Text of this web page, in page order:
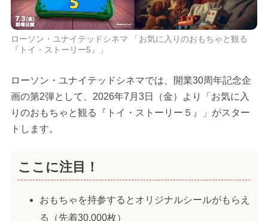
ローソン・ユナイテッドシネマ 「お気に入りのおもちゃと観る
『トイ・ストーリー5』」
ローソン・ユナイテッドシネマでは、開業30周年記念企
画の第2弾として、2026年7月3日（金）より「お気に入
りのおもちゃと観る『トイ・ストーリー５』」がスター
トします。
ここに注目！
おもちゃを持参するとオリジナルシールがもらえ
る（先着30,000枚）